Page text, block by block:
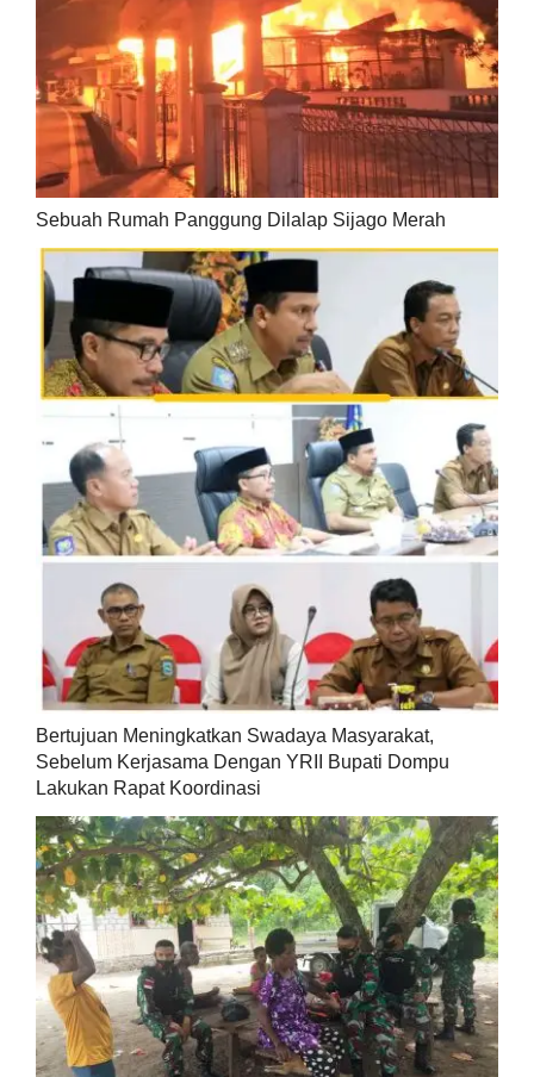
Sebuah Rumah Panggung Dilalap Sijago Merah
Bertujuan Meningkatkan Swadaya Masyarakat,
Sebelum Kerjasama Dengan YRII Bupati Dompu
Lakukan Rapat Koordinasi